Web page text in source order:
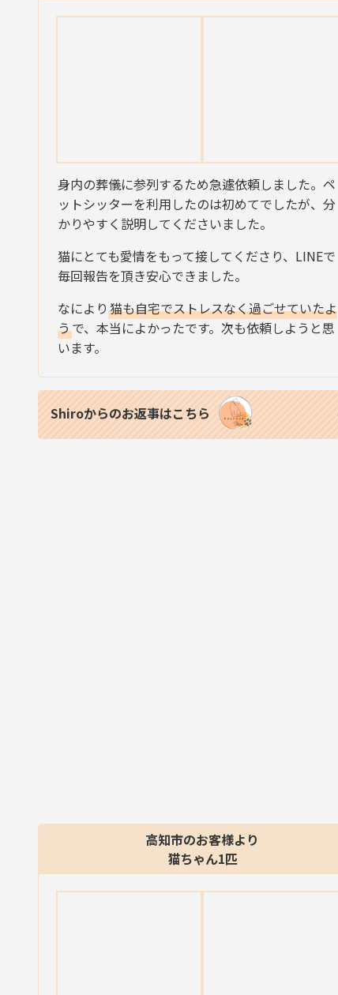
身内の葬儀に参列するため急遽依頼しました。ペ
ットシッターを利用したのは初めてでしたが、分
かりやすく説明してくださいました。
猫にとても愛情をもって接してくださり、LINEで
毎回報告を頂き安心できました。
なにより 猫も自宅でストレスなく過ごせていたよ
うで、本当によかったです。次も依頼しようと思
います。
Shiroからのお返事はこちら
高知市のお客様より
猫ちゃん1匹